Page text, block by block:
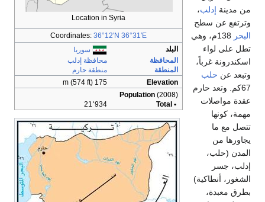
Location in Syria
Coordinates:
36°31′E
البلد
المحافظة
محافظة إدلب
المنطقة
منطقة حارم
Elevation
175 m (574 ft)
Population
(2008)
• Total
21٬934
سطح
وهي
حارم